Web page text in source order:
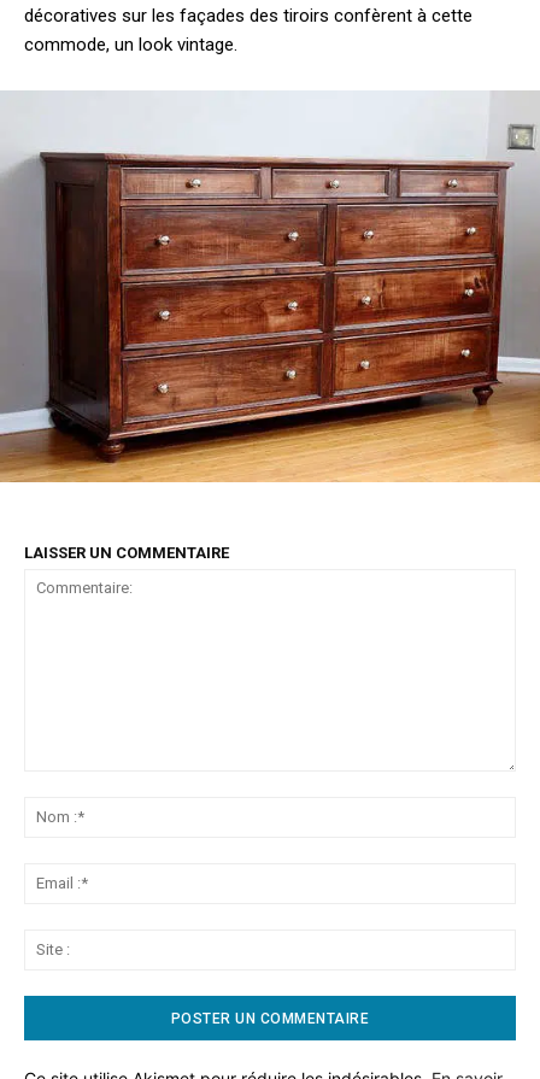
décoratives sur les façades des tiroirs confèrent à cette
commode, un look vintage.
LAISSER UN COMMENTAIRE